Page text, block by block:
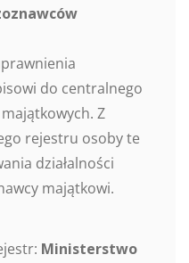
do centralnego
Z
rejestru osoby te
działalności
majątkowi.
Ministerstwo